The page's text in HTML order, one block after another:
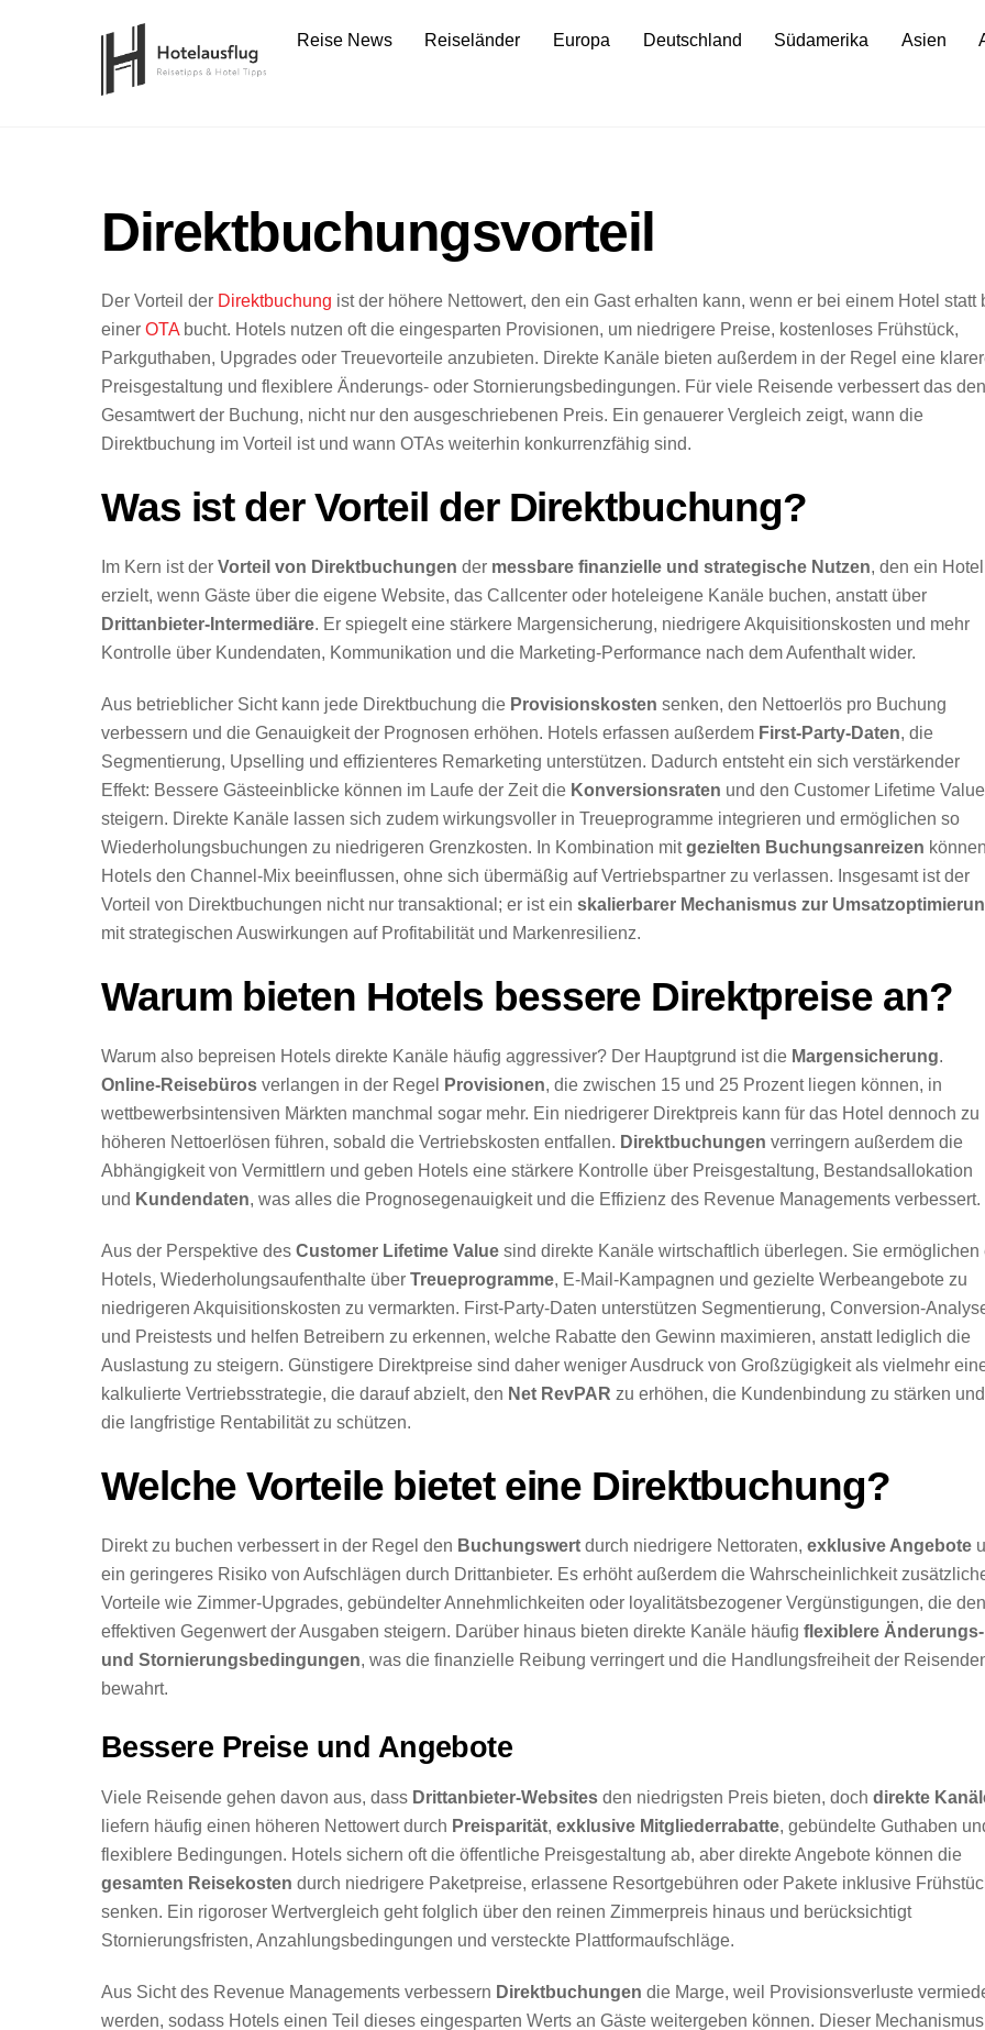
Reise News Reiseländer Europa Deutschland Südamerika Asien
Direktbuchungsvorteil
Der Vorteil der Direktbuchung ist der höhere Nettowert, den ein Gast erhalten kann, wenn er bei einem Hotel statt
einer OTA bucht. Hotels nutzen oft die eingesparten Provisionen, um niedrigere Preise, kostenloses Frühstück,
Parkguthaben, Upgrades oder Treuevorteile anzubieten. Direkte Kanäle bieten außerdem in der Regel eine
Preisgestaltung und flexiblere Änderungs- oder Stornierungsbedingungen. Für viele Reisende verbessert das den
Gesamtwert der Buchung, nicht nur den ausgeschriebenen Preis. Ein genauerer Vergleich zeigt, wann die
Direktbuchung im Vorteil ist und wann OTAs weiterhin konkurrenzfähig sind.
Was ist der Vorteil der Direktbuchung?
Im Kern ist der Vorteil von Direktbuchungen der messbare finanzielle und strategische Nutzen, den ein Hotel
erzielt, wenn Gäste über die eigene Website, das Callcenter oder hoteleigene Kanäle buchen, anstatt über
Drittanbieter-Intermediäre. Er spiegelt eine stärkere Margensicherung, niedrigere Akquisitionskosten und mehr
Kontrolle über Kundendaten, Kommunikation und die Marketing-Performance nach dem Aufenthalt wider.
Aus betrieblicher Sicht kann jede Direktbuchung die Provisionskosten senken, den Nettoerlös pro Buchung
verbessern und die Genauigkeit der Prognosen erhöhen. Hotels erfassen außerdem First-Party-Daten, die
Segmentierung, Upselling und effizienteres Remarketing unterstützen. Dadurch entsteht ein sich verstärkender
Effekt: Bessere Gästeeinblicke können im Laufe der Zeit die Konversionsraten und den Customer Lifetime Value
steigern. Direkte Kanäle lassen sich zudem wirkungsvoller in Treueprogramme integrieren und ermöglichen so
Wiederholungsbuchungen zu niedrigeren Grenzkosten. In Kombination mitgezielten Buchungsanreizen können
Hotels den Channel-Mix beeinflussen, ohne sich übermäßig auf Vertriebspartner zu verlassen. Insgesamt ist der
Vorteil von Direktbuchungen nicht nur transaktional; er ist ein skalierbarer Mechanismus zur
mit strategischen Auswirkungen auf Profitabilität und Markenresilienz.
Warum bieten Hotels bessere Direktpreise an?
Warum also bepreisen Hotels direkte Kanäle häufig aggressiver? Der Hauptgrund ist die Margensicherung.
Online-Reisebüros verlangen in der Regel Provisionen, die zwischen 15 und 25 Prozent liegen können, in
wettbewerbsintensiven Märkten manchmal sogar mehr. Ein niedrigerer Direktpreis kann für das Hotel dennoch zu
höheren Nettoerlösen führen, sobald die Vertriebskosten entfallen. Direktbuchungen verringern außerdem die
Abhängigkeit von Vermittlern und geben Hotels eine stärkere Kontrolle über Preisgestaltung, Bestandsallokation
und Kundendaten, was alles die Prognosegenauigkeit und die Effizienz des Revenue Managements verbessert.
Aus der Perspektive des Customer Lifetime Value sind direkte Kanäle wirtschaftlich überlegen. Sie ermöglichen
Hotels, Wiederholungsaufenthalte über Treueprogramme, E-Mail-Kampagnen und gezielte Werbeangebote zu
niedrigeren Akquisitionskosten zu vermarkten. First-Party-Daten unterstützen Segmentierung, Conversion-
und Preistests und helfen Betreibern zu erkennen, welche Rabatte den Gewinn maximieren, anstatt lediglich die
Auslastung zu steigern. Günstigere Direktpreise sind daher weniger Ausdruck von Großzügigkeit als vielmehr
kalkulierte Vertriebsstrategie, die darauf abzielt, den Net RevPAR zu erhöhen, die Kundenbindung zu stärken und
die langfristige Rentabilität zu schützen.
Welche Vorteile bietet eine Direktbuchung?
Direkt zu buchen verbessert in der Regel den Buchungswert durch niedrigere Nettoraten, exklusive Angebote
ein geringeres Risiko von Aufschlägen durch Drittanbieter. Es erhöht außerdem die Wahrscheinlichkeit
Vorteile wie Zimmer-Upgrades, gebündelter Annehmlichkeiten oder loyalitätsbezogener Vergünstigungen, die den
effektiven Gegenwert der Ausgaben steigern. Darüber hinaus bieten direkte Kanäle häufig flexiblere Änderungs-
und Stornierungsbedingungen, was die finanzielle Reibung verringert und die Handlungsfreiheit der
bewahrt.
Bessere Preise und Angebote
Viele Reisende gehen davon aus, dass Drittanbieter-Websites den niedrigsten Preis bieten, doch direkte
liefern häufig einen höheren Nettowert durch Preisparität, exklusive Mitgliederrabatte, gebündelte Guthaben
flexiblere Bedingungen. Hotels sichern oft die öffentliche Preisgestaltung ab, aber direkte Angebote können die
gesamten Reisekosten durch niedrigere Paketpreise, erlassene Resortgebühren oder Pakete inklusive
senken. Ein rigoroser Wertvergleich geht folglich über den reinen Zimmerpreis hinaus und berücksichtigt
Stornierungsfristen, Anzahlungsbedingungen und versteckte Plattformaufschläge.
Aus Sicht des Revenue Managements verbessern Direktbuchungen die Marge, weil Provisionsverluste
werden, sodass Hotels einen Teil dieses eingesparten Werts an Gäste weitergeben können. Dieser Mechanismus